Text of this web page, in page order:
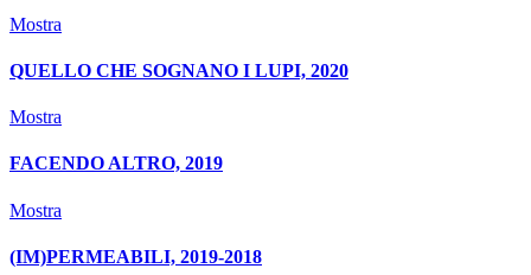
Mostra
QUELLO CHE SOGNANO I LUPI, 2020
Mostra
FACENDO ALTRO, 2019
Mostra
(IM)PERMEABILI, 2019-2018